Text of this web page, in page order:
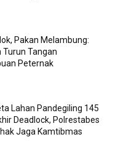
Pakan Melambung:
Turun Tangan
Peternak
Lahan Pandegiling 145
Deadlock, Polrestabes
Jaga Kamtibmas